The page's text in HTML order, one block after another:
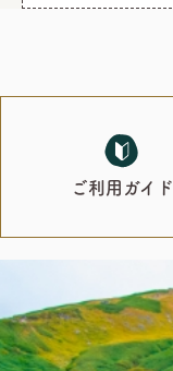
ご利用ガイド